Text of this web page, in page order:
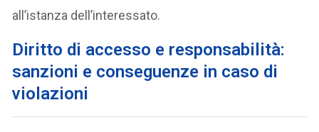
all’istanza dell’interessato.
Diritto di accesso e responsabilità:
sanzioni e conseguenze in caso di
violazioni